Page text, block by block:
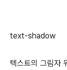
text-shadow
텍스트의 그림자